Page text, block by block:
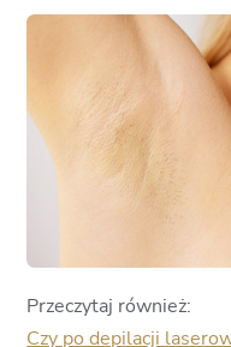
Przeczytaj również:
Czy po depilacji